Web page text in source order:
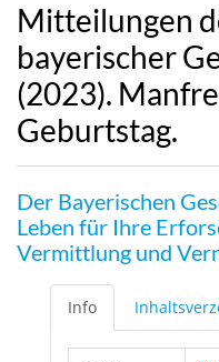
Mitteilungen
bayerischer
(2023).
Geburtstag.
Der Bayerischen
Leben für Ihre
Vermittlung und
Info